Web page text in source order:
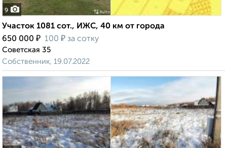
9
Участок 1081 сот., ИЖС, 40 км от города
650 000 ₽ 100 ₽ за сотку
Советская 35
Собственник, 19.07.2022